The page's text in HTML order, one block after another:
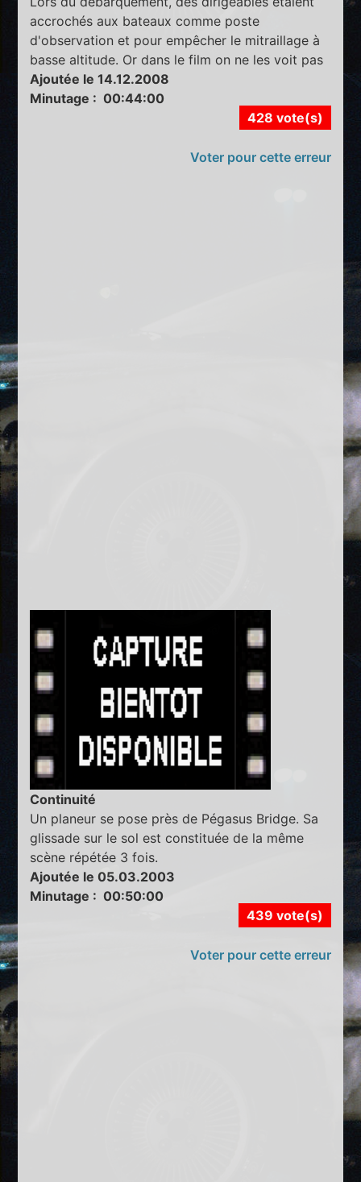
accrochés aux bateaux comme poste
d'observation et pour empêcher le mitraillage à
basse altitude. Or dans le film on ne les voit pas
Ajoutée le 14.12.2008
Minutage : 00:44:00
428 vote(s)
Voter pour cette erreur
Continuité
Un planeur se pose près de Pégasus Bridge. Sa
glissade sur le sol est constituée de la même
scène répétée 3 fois.
Ajoutée le 05.03.2003
Minutage : 00:50:00
439 vote(s)
Voter pour cette erreur